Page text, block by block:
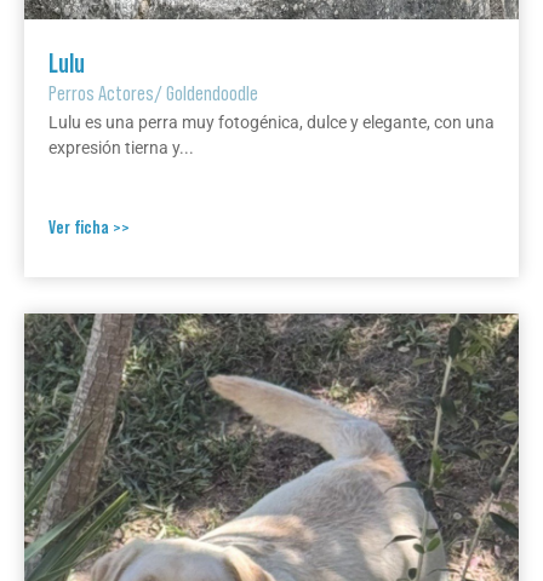
Lulu
Perros Actores/Goldendoodle
Lulu es una perra muy fotogénica, dulce y elegante, con una
expresión tierna y...
Ver ficha >>